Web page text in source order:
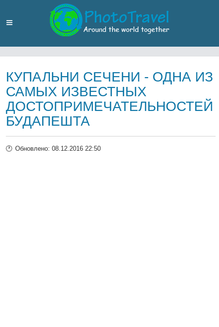
КУПАЛЬНИ СЕЧЕНИ - ОДНА ИЗ
САМЫХ ИЗВЕСТНЫХ
ДОСТОПРИМЕЧАТЕЛЬНОСТЕЙ
БУДАПЕШТА
Обновлено: 08.12.2016 22:50